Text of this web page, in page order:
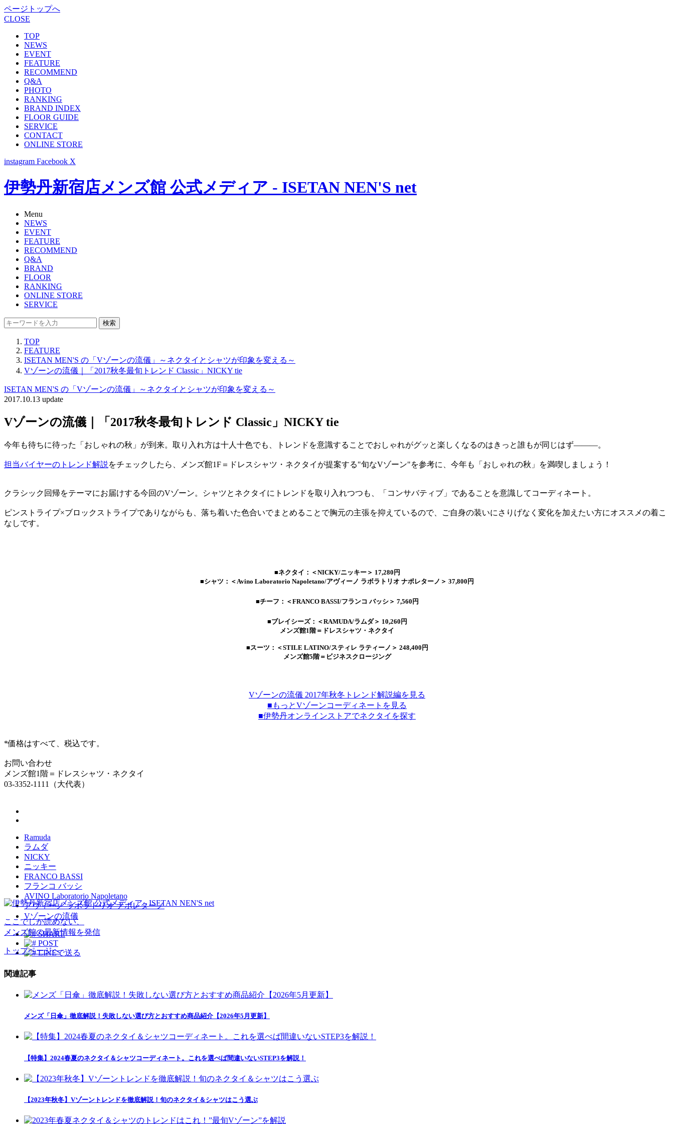
ページトップへ
CLOSE
TOP
NEWS
EVENT
FEATURE
RECOMMEND
Q&A
PHOTO
RANKING
BRAND INDEX
FLOOR GUIDE
SERVICE
CONTACT
ONLINE STORE
instagram Facebook X
伊勢丹新宿店メンズ館 公式メディア - ISETAN NEN'S net
Menu
NEWS
EVENT
FEATURE
RECOMMEND
Q&A
BRAND
FLOOR
RANKING
ONLINE STORE
SERVICE
検索
TOP
FEATURE
ISETAN MEN'S の「Vゾーンの流儀」～ネクタイとシャツが印象を変える～
Vゾーンの流儀｜「2017秋冬最旬トレンド Classic」NICKY tie
ISETAN MEN'S の「Vゾーンの流儀」～ネクタイとシャツが印象を変える～
2017.10.13 update
Vゾーンの流儀｜「2017秋冬最旬トレンド Classic」NICKY tie
今年も待ちに待った「おしゃれの秋」が到来。取り入れ方は十人十色でも、トレンドを意識することでおしゃれがグッと楽しくなるのはきっと誰もが同じはず―――。
担当バイヤーのトレンド解説 をチェックしたら、メンズ館1F＝ドレスシャツ・ネクタイが提案する"旬なVゾーン"を参考に、今年も「おしゃれの秋」を満喫しましょう！
クラシック回帰をテーマにお届けする今回のVゾーン。シャツとネクタイにトレンドを取り入れつつも、「コンサバティブ」であることを意識してコーディネート。
ピンストライプ×ブロックストライプでありながらも、落ち着いた色合いでまとめることで胸元の主張を抑えているので、ご自身の装いにさりげなく変化を加えたい方にオススメの着こ
なしです。
■ネクタイ：＜NICKY/ニッキー＞ 17,280円
■シャツ：＜Avino Laboratorio Napoletano/アヴィーノ ラボラトリオ ナポレターノ＞ 37,800円
■チーフ：＜FRANCO BASSI/フランコ バッシ＞ 7,560円
■ブレイシーズ：＜RAMUDA/ラムダ＞ 10,260円
メンズ館1階＝ドレスシャツ・ネクタイ
■スーツ：＜STILE LATINO/スティレ ラティーノ＞ 248,400円
メンズ館5階＝ビジネスクロージング
Vゾーンの流儀 2017年秋冬トレンド解説編を見る
■もっとVゾーンコーディネートを見る
■伊勢丹オンラインストアでネクタイを探す
*価格はすべて、税込です。
お問い合わせ
メンズ館1階＝ドレスシャツ・ネクタイ
03-3352-1111（大代表）
Ramuda
ラムダ
NICKY
ニッキー
FRANCO BASSI
フランコ バッシ
AVINO Laboratorio Napoletano
アヴィーノ ラボラトリオ ナポレターノ
Vゾーンの流儀
SHARE
POST
LINEで送る
関連記事
メンズ「日傘」徹底解説！失敗しない選び方とおすすめ商品紹介【2026年5月更新】
【特集】2024春夏のネクタイ＆シャツコーディネート。これを選べば間違いないSTEP3を解説！
【2023年秋冬】Vゾーントレンドを徹底解説！旬のネクタイ＆シャツはこう選ぶ
ここでしか読めない、
メンズ館の最新情報を発信
トップページへ